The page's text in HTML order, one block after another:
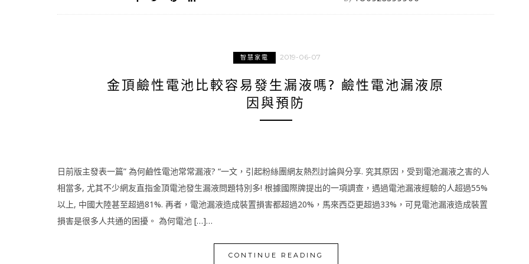
智慧家電 2019-06-07
金頂鹼性電池比較容易發生漏液嗎? 鹼性電池漏液原
因與預防
日前版主發表一篇” 為何鹼性電池常常漏液? “一文，引起粉絲團網友熱烈討論與分享. 究其原因，受到電池漏液之害的人
相當多, 尤其不少網友直指金頂電池發生漏液問題特別多! 根據國際牌提出的一項調查，遇過電池漏液經驗的人超過55%
以上, 中國大陸甚至超過81%. 再者，電池漏液造成裝置損害都超過20%，馬來西亞更超過33%，可見電池漏液造成裝置
損害是很多人共通的困擾。 為何電池 […]…
CONTINUE READING